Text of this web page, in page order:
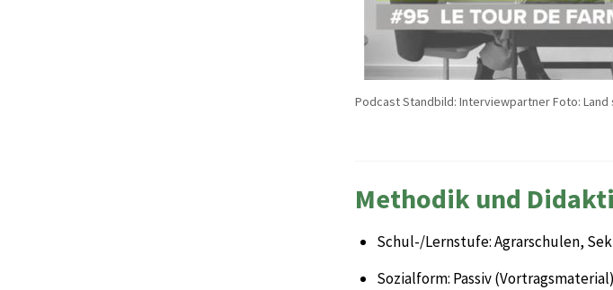
Podcast Standbild: Interviewpartner Foto: Land
Methodik und
Schul-/Lernstufe: Agrarschulen,
Sozialform: Passiv (Vortragsmaterial)